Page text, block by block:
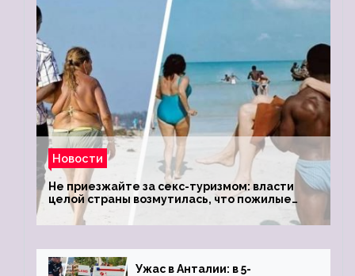
Новости
Не приезжайте за секс-туризмом: власти
целой страны возмутилась, что пожилые
туристки массово едут к ним, чтобы
обзавестись молодыми любовниками
Ужас в Анталии: в 5-